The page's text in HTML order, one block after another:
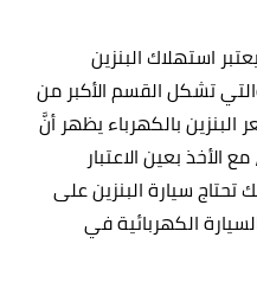
استهلاك البنزين
تشكل القسم الأكبر من
بالكهرباء يظهر أنَّ
بعين الاعتبار
تحتاج سيارة البنزين على
الكهربائية في